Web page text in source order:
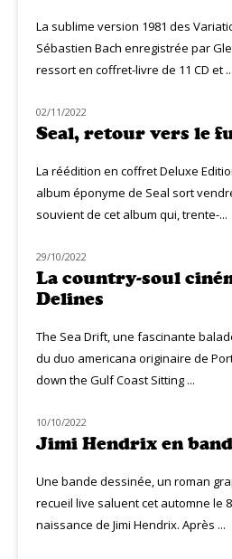
La sublime version 1981 des
Sébastien Bach enregistrée par
ressort en coffret-livre de 11 CD et ...
NOUVEAUTÉS
02/11/2022
Seal, retour vers le
La réédition en coffret Deluxe
album éponyme de Seal sort
souvient de cet album qui, trente-...
NOUVEAUTÉS
29/10/2022
La country-soul
Delines
The Sea Drift, une fascinante
du duo americana originaire de
down the Gulf Coast Sitting ...
NOUVEAUTÉS
10/10/2022
Jimi Hendrix en
Une bande dessinée, un roman
recueil live saluent cet automne le
naissance de Jimi Hendrix. Après ...